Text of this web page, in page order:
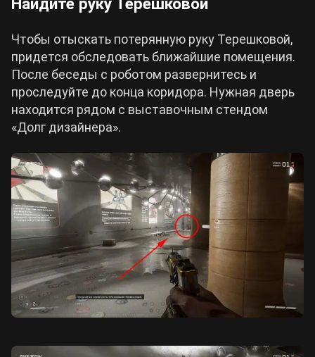
Чтобы отыскать потерянную руку Терешковой,
придется обследовать ближайшие помещения.
После беседы с роботом развернитесь и
проследуйте до конца коридора. Нужная дверь
находится рядом с выставочным стендом
«Долг дизайнера».